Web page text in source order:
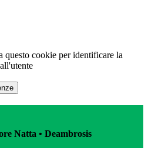
questo cookie per identificare la
Natta • Deambrosis